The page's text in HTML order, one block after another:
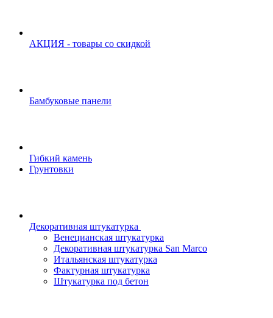
АКЦИЯ - товары со скидкой
Бамбуковые панели
Гибкий камень
Грунтовки
Декоративная штукатурка
Венецианская штукатурка
Декоративная штукатурка San Marco
Итальянская штукатурка
Фактурная штукатурка
Штукатурка под бетон